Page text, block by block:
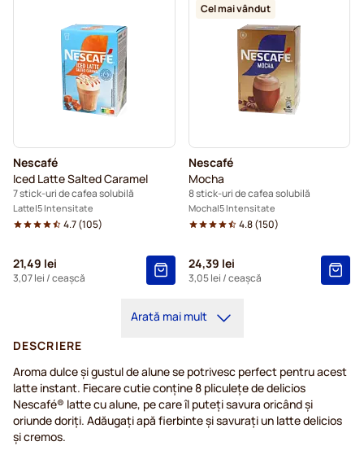
Nescafé
Iced Latte Salted Caramel
7 stick-uri de cafea solubilă
Latte 5 Intensitate
4.7(105)
21,49 lei
3,07 lei / ceașcă
Cel mai vândut
Nescafé
Mocha
8 stick-uri de cafea solubilă
Mocha 5 Intensitate
4.8(150)
24,39 lei
3,05 lei / ceașcă
Arată mai mult
DESCRIERE
Aroma dulce și gustul de alune se potrivesc perfect pentru acest
latte instant. Fiecare cutie conține 8 pliculețe de delicios
Nescafé® latte cu alune, pe care îl puteți savura oricând și
oriunde doriți. Adăugați apă fierbinte și savurați un latte delicios
și cremos.